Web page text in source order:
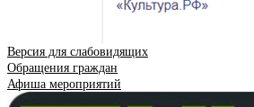
Версия для слабовидящих
Обращения граждан
Афиша мероприятий